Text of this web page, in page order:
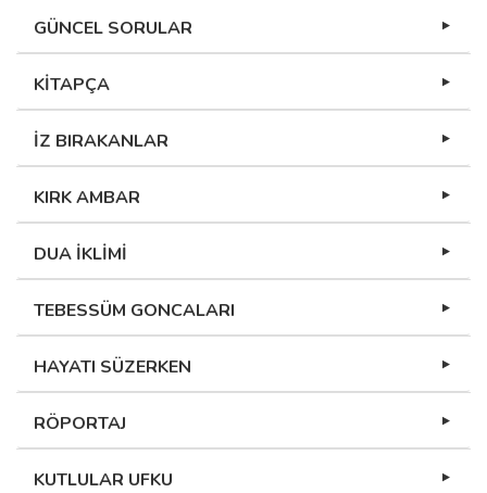
GÜNCEL SORULAR
KİTAPÇA
İZ BIRAKANLAR
KIRK AMBAR
DUA İKLİMİ
TEBESSÜM GONCALARI
HAYATI SÜZERKEN
RÖPORTAJ
KUTLULAR UFKU